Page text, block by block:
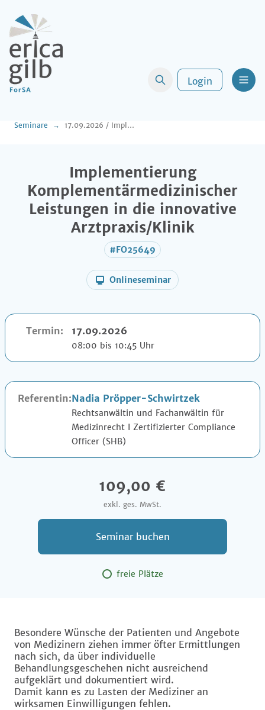
Login
Seminare 17.09.2026 / Implementierung Komplementärmedizinischer Leistungen in die innovative Arztpraxis/Klinik
Implementierung
Komplementärmedizinischer
Leistungen in die innovative
Arztpraxis/Klinik
#FO25649
Onlineseminar
Termin: 17.09.2026
08:00 bis 10:45 Uhr
Referentin:Nadia Pröpper-Schwirtzek
Rechtsanwältin und Fachanwältin für
Medizinrecht I Zertifizierter Compliance
Officer (SHB)
109,00 €
exkl. ges. MwSt.
Seminar buchen
freie Plätze
Besondere Wünsche der Patienten und Angebote
von Medizinern ziehen immer öfter Ermittlungen
nach sich, da über individuelle
Behandlungsgeschehen nicht ausreichend
aufgeklärt und dokumentiert wird.
Damit kann es zu Lasten der Mediziner an
wirksamen Einwilligungen fehlen.